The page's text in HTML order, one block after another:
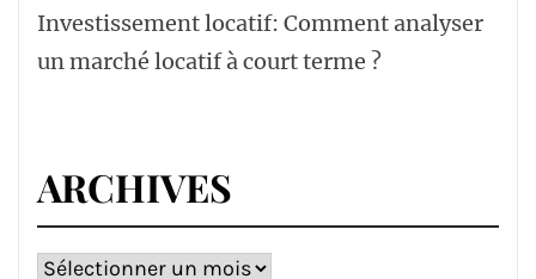
Investissement locatif: Comment analyser
un marché locatif à court terme ?
ARCHIVES
Archives